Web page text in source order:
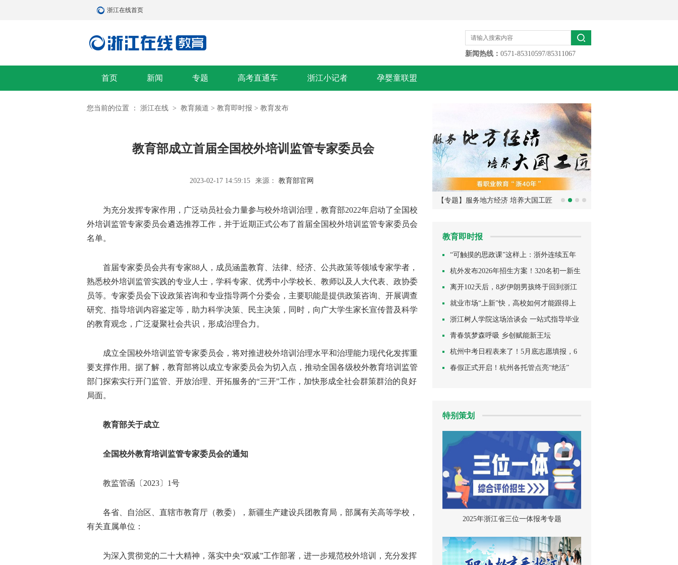
浙江在线首页
新闻热线： 0571-85310597/85311067
首页 新闻 专题 高考直通车 浙江小记者 孕婴童联盟
您当前的位置 ： 浙江在线 > 教育频道 > 教育即时报 > 教育发布
教育部成立首届全国校外培训监管专家委员会
2023-02-17 14:59:15 来源： 教育部官网
为充分发挥专家作用，广泛动员社会力量参与校外培训治理，教育部2022年启动了全国校
外培训监管专家委员会遴选推荐工作，并于近期正式公布了首届全国校外培训监管专家委员会
名单。
首届专家委员会共有专家88人，成员涵盖教育、法律、经济、公共政策等领域专家学者，
熟悉校外培训监管实践的专业人士，学科专家、优秀中小学校长、教师以及人大代表、政协委
员等。专家委员会下设政策咨询和专业指导两个分委会，主要职能是提供政策咨询、开展调查
研究、指导培训内容鉴定等，助力科学决策、民主决策，同时，向广大学生家长宣传普及科学
的教育观念，广泛凝聚社会共识，形成治理合力。
成立全国校外培训监管专家委员会，将对推进校外培训治理水平和治理能力现代化发挥重
要支撑作用。据了解，教育部将以成立专家委员会为切入点，推动全国各级校外教育培训监管
部门探索实行开门监管、开放治理、开拓服务的“三开”工作，加快形成全社会群策群治的良好
局面。
教育部关于成立
全国校外教育培训监管专家委员会的通知
教监管函〔2023〕1号
各省、自治区、直辖市教育厅（教委），新疆生产建设兵团教育局，部属有关高等学校，
有关直属单位：
为深入贯彻党的二十大精神，落实中央“双减”工作部署，进一步规范校外培训，充分发挥
选暨“博雅书房”掌上书城定制公益活
【专题】服务地方经济 培养大国工匠
教育即时报
“可触摸的思政课”这样上：浙外连续五年
推出劳动体验日
杭外发布2026年招生方案！320名初一新生
这样报名录取
离开102天后，8岁伊朗男孩终于回到浙江
学校上课，班级沸腾了
就业市场“上新”快，高校如何才能跟得上
浙江树人学院这场洽谈会 一站式指导毕业
生高质量就业
青春筑梦森呼吸 乡创赋能新王坛
杭州中考日程表来了！5月底志愿填报，6
月30日成绩发布，还有这些变化
春假正式开启！杭州各托管点亮“绝活”
特别策划
2025年浙江省三位一体报考专题